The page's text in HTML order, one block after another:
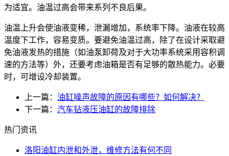
为适宜。油温过高会带来系列不良后果。
油温上升会使油液变稀，泄漏增加，系统率下降。油液在较高
温度下工作，容易变质。要避免油温过高，除了在设计采取避
免油液发热的措施（如油泵卸荷及对于大功率系统采用容积调
速的方法等）外，还要考虑油箱是否有足够的散热能力。必要
时，可增设冷却装置。
上一篇： 油缸噪声故障的原因有哪些？如何解决？
下一篇： 汽车钻液压油缸的故障排除
热门资讯
洛阳油缸内泄和外泄，维修方法有何不同